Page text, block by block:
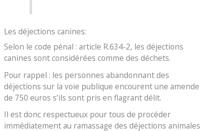
Les déjections canines:
Selon le code pénal : article R.634-2, les déjections
canines sont considérées comme des déchets.
Pour rappel : les personnes abandonnant des
déjections sur la voie publique encourent une amende
de 750 euros s’ils sont pris en flagrant délit.
Il est donc respectueux pour tous de procéder
immédiatement au ramassage des déjections animales